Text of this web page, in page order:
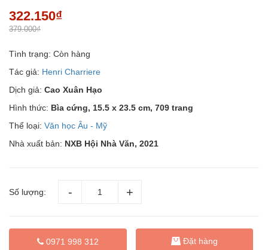
322.150₫
379.000₫
Tình trạng: Còn hàng
Tác giả: Henri Charriere
Dịch giả: Cao Xuân Hạo
Hình thức: Bìa cứng, 15.5 x 23.5 cm, 709 trang
Thể loại: Văn học Âu - Mỹ
Nhà xuất bản: NXB Hội Nhà Văn, 2021
Số lượng:
0971 998 312 Đặt hàng